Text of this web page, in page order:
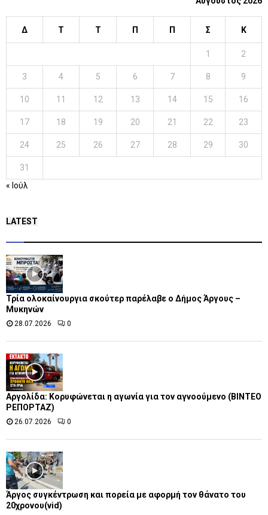
Δ Τ Τ Π Π Σ Κ
1 2
3 4 5 6 7 8 9
10 11 12 13 14 15 16
17 18 19 20 21 22 23
24 25 26 27 28 29 30
31
« Ιούλ
LATEST
Τρία ολοκαίνουργια σκούτερ παρέλαβε o Δήμος Άργους –
Μυκηνών
28.07.2026 0
Αργολίδα: Κορυφώνεται η αγωνία για τον αγνοούμενο (ΒΙΝΤΕΟ
ΡΕΠΟΡΤΑΖ)
26.07.2026 0
Άργος συγκέντρωση και πορεία με αφορμή τον θάνατο του
20χρονου(vid)